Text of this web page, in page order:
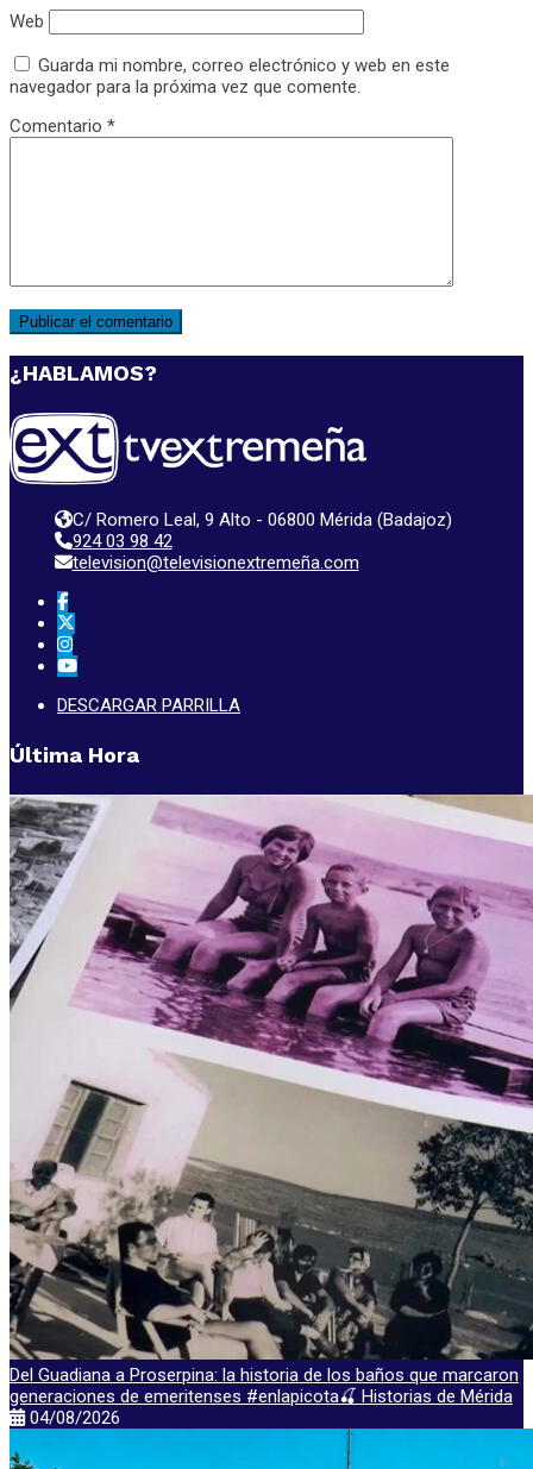
Web
Guarda mi nombre, correo electrónico y web en este
navegador para la próxima vez que comente.
Comentario *
¿HABLAMOS?
C/ Romero Leal, 9 Alto - 06800 Mérida (Badajoz)
924 03 98 42
television@televisionextremeña.com
DESCARGAR PARRILLA
Última Hora
Del Guadiana a Proserpina: la historia de los baños que marcaron
generaciones de emeritenses #enlapicota🍒 Historias de Mérida
04/08/2026